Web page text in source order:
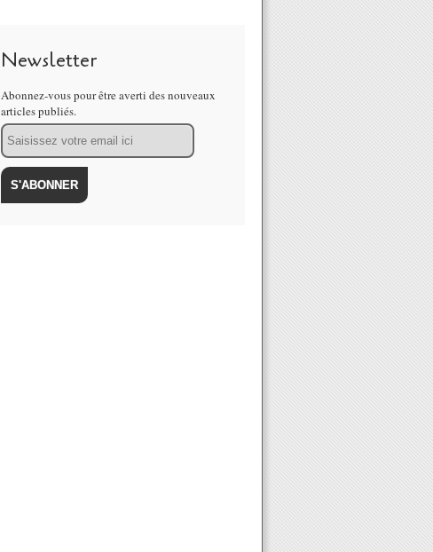
Newsletter
Abonnez-vous pour être averti des nouveaux
articles publiés.
Email